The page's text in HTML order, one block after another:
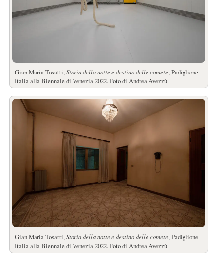
Gian Maria Tosatti,Storia della notte e destino delle comete, Padiglione
Italia alla Biennale di Venezia 2022. Foto di Andrea Avezzù
Gian Maria Tosatti,Storia della notte e destino delle comete, Padiglione
Italia alla Biennale di Venezia 2022. Foto di Andrea Avezzù